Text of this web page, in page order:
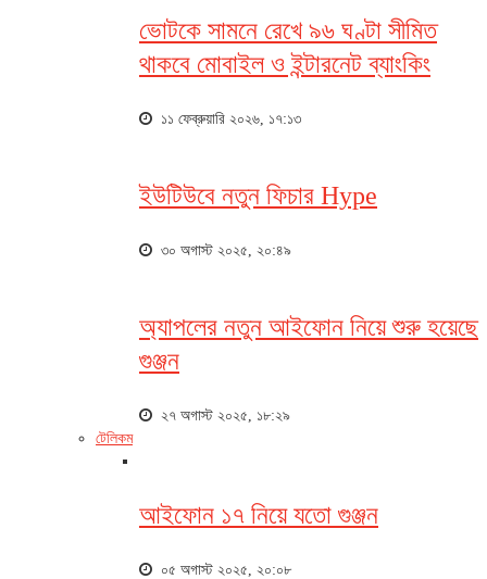
ভোটকে সামনে রেখে ৯৬ ঘণ্টা সীমিত
থাকবে মোবাইল ও ইন্টারনেট ব্যাংকিং
১১ ফেব্রুয়ারি ২০২৬, ১৭:১৩
ইউটিউবে নতুন ফিচার Hype
৩০ অগাস্ট ২০২৫, ২০:৪৯
অ্যাপলের নতুন আইফোন নিয়ে শুরু হয়েছে
গুঞ্জন
২৭ অগাস্ট ২০২৫, ১৮:২৯
টেলিকম
আইফোন ১৭ নিয়ে যতো গুঞ্জন
০৫ অগাস্ট ২০২৫, ২০:০৮